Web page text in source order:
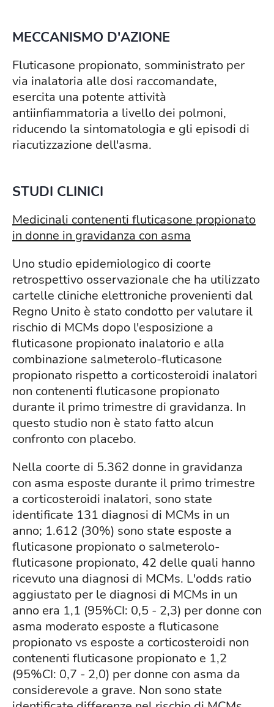
MECCANISMO D'AZIONE
Fluticasone propionato, somministrato per
via inalatoria alle dosi raccomandate,
esercita una potente attività
antiinfiammatoria a livello dei polmoni,
riducendo la sintomatologia e gli episodi di
riacutizzazione dell'asma.
STUDI CLINICI
Medicinali contenenti fluticasone propionato
in donne in gravidanza con asma
Uno studio epidemiologico di coorte
retrospettivo osservazionale che ha utilizzato
cartelle cliniche elettroniche provenienti dal
Regno Unito è stato condotto per valutare il
rischio di MCMs dopo l'esposizione a
fluticasone propionato inalatorio e alla
combinazione salmeterolo-fluticasone
propionato rispetto a corticosteroidi inalatori
non contenenti fluticasone propionato
durante il primo trimestre di gravidanza. In
questo studio non è stato fatto alcun
confronto con placebo.
Nella coorte di 5.362 donne in gravidanza
con asma esposte durante il primo trimestre
a corticosteroidi inalatori, sono state
identificate 131 diagnosi di MCMs in un
anno; 1.612 (30%) sono state esposte a
fluticasone propionato o salmeterolo-
fluticasone propionato, 42 delle quali hanno
ricevuto una diagnosi di MCMs. L'odds ratio
aggiustato per le diagnosi di MCMs in un
anno era 1,1 (95%CI: 0,5 - 2,3) per donne con
asma moderato esposte a fluticasone
propionato vs esposte a corticosteroidi non
contenenti fluticasone propionato e 1,2
(95%CI: 0,7 - 2,0) per donne con asma da
considerevole a grave. Non sono state